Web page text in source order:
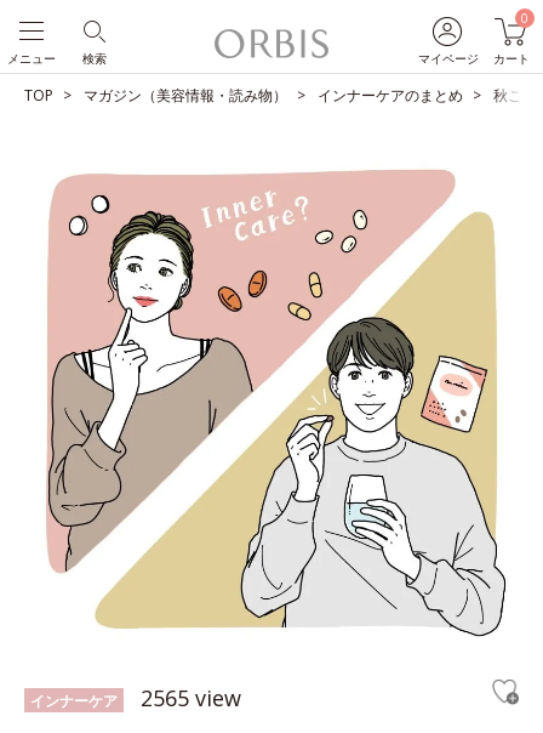
マイページ
0
カート
検索
メニュー
TOP マガジン（美容情報・読み物） インナーケアのまとめ 秋こそ
インナーケア 2565 view